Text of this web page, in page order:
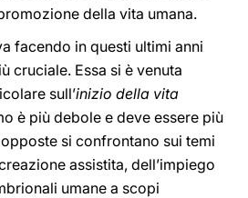
della vita umana.
facendo in questi ultimi anni
cruciale. Essa si è venuta
sull’inizio della vita
è più debole e deve essere più
si confrontano sui temi
assistita, dell’impiego
umane a scopi